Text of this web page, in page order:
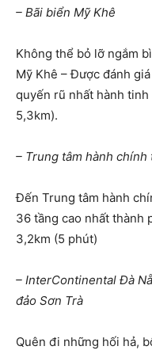
– Bãi biển Mỹ Khê
Không thể bỏ lỡ ngắm
Mỹ Khê – Được đánh
quyến rũ nhất hành
5,3km).
– Trung tâm hành
Đến Trung tâm hành
36 tầng cao nhất thành
3,2km (5 phút)
– InterContinental Đà
đảo Sơn Trà
Quên đi những hối hả,